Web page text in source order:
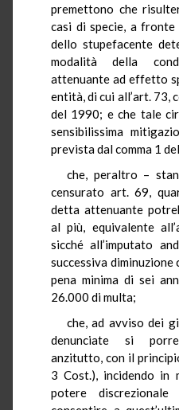
premettono che
casi di specie, a
dello stupefacente
modalità della
attenuante ad effetto
entità, di cui all’art. 73,
del 1990; e che tale
sensibilissima
prevista dal comma 1
che, peraltro –
censurato art. 69,
detta attenuante
al più, equivalente
sicché all’imputato
successiva
pena minima di sei
26.000 di multa;
che, ad avviso dei
denunciate si
anzitutto, con il
3 Cost.), incidendo in
potere